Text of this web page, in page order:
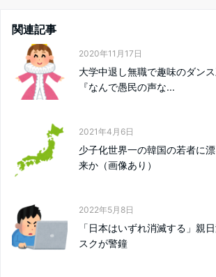
関連記事
2020年11月17日
大学中退し無職で趣味のダン
『なんで愚民の声な...
2021年4月6日
少子化世界一の韓国の若者に
来か（画像あり）
2022年5月8日
「日本はいずれ消滅する」親
スクが警鐘